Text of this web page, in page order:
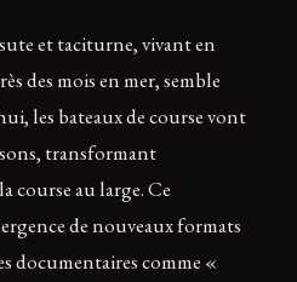
et taciturne, vivant en
des mois en mer, semble
les bateaux de course vont
transformant
course au large. Ce
de nouveaux formats
documentaires comme «